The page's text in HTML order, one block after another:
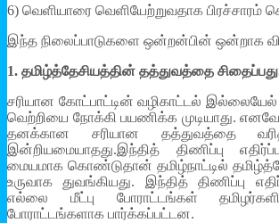
6) வெளியாரை வெளியேற்றுவதாக பிரச்சாரம்
இந்த நிலைப்பாடுகளை ஒன்றன்பின் ஒன்றாக
1. தமிழ்த்தேசியத்தின் தத்துவத்தை
சரியான கோட்பாட்டின் வழிகாட்டல் இல்லையேல்
வெற்றியை நோக்கி பயணிக்க முடியாது.
தனக்கான சரியான தத்துவத்தை
இன்றியமையாதது.இந்தித் திணிப்பு
மையமாக கொண்டுதான் தமிழ்நாட்டில்
உருவாக துவங்கியது. இந்தித் திணிப்பு
எல்லை மீட்பு போராட்டங்கள்
போராட்டங்களாக பார்க்கப்பட்டன.